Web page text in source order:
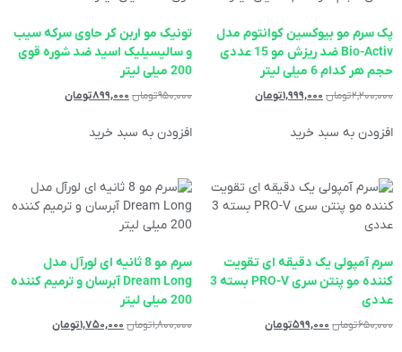
پک سرم مو بیوکسین کوانتوم مدل
Bio-Activ ضد ریزش مو 15 عددی
حجم هر کدام 6 میلی لیتر
۲,۲۰۰,۰۰۰تومان ۱,۹۹۹,۰۰۰تومان
افزودن به سبد خرید
تونیک مو اربن کر حاوی سرکه سیب
و سالیسیلیک اسید ضد شوره قوی
200 میلی لیتر
۹۵۰,۰۰۰تومان ۸۹۹,۰۰۰تومان
افزودن به سبد خرید
سرم آمپولی یک دقیقه ای تقویت
کننده مو پنتن سری PRO-V بسته 3
عددی
۶۵۰,۰۰۰تومان ۵۹۹,۰۰۰تومان
سرم مو 8 ثانیه ای لورآل مدل
Dream Long آبرسان و ترمیم كننده
200 میلی لیتر
۱,۸۰۰,۰۰۰تومان ۱,۷۵۰,۰۰۰تومان